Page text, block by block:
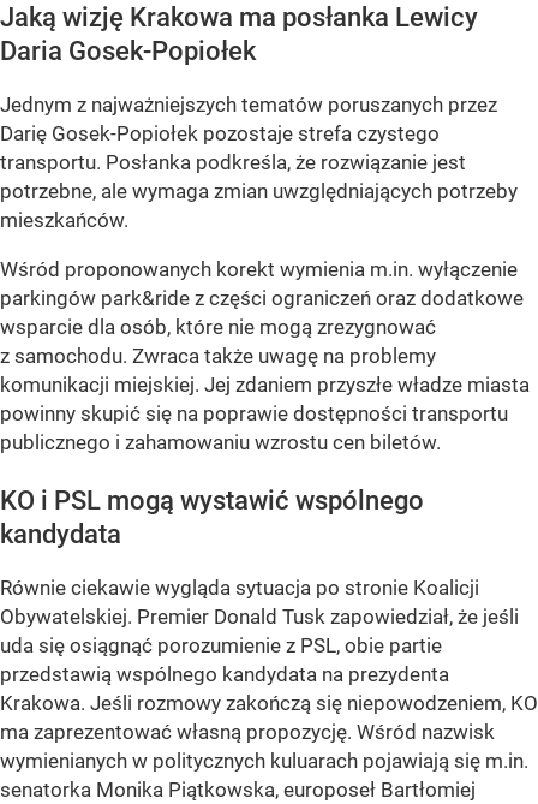
Jaką wizję Krakowa ma posłanka Lewicy
Daria Gosek-Popiołek
Jednym z najważniejszych tematów poruszanych przez
Darię Gosek-Popiołek pozostaje strefa czystego
transportu. Posłanka podkreśla, że rozwiązanie jest
potrzebne, ale wymaga zmian uwzględniających potrzeby
mieszkańców.
Wśród proponowanych korekt wymienia m.in. wyłączenie
parkingów park&ride z części ograniczeń oraz dodatkowe
wsparcie dla osób, które nie mogą zrezygnować
z samochodu. Zwraca także uwagę na problemy
komunikacji miejskiej. Jej zdaniem przyszłe władze miasta
powinny skupić się na poprawie dostępności transportu
publicznego i zahamowaniu wzrostu cen biletów.
KO i PSL mogą wystawić wspólnego
kandydata
Równie ciekawie wygląda sytuacja po stronie Koalicji
Obywatelskiej. Premier Donald Tusk zapowiedział, że jeśli
uda się osiągnąć porozumienie z PSL, obie partie
przedstawią wspólnego kandydata na prezydenta
Krakowa. Jeśli rozmowy zakończą się niepowodzeniem, KO
ma zaprezentować własną propozycję. Wśród nazwisk
wymienianych w politycznych kuluarach pojawiają się m.in.
senatorka Monika Piątkowska, europoseł Bartłomiej